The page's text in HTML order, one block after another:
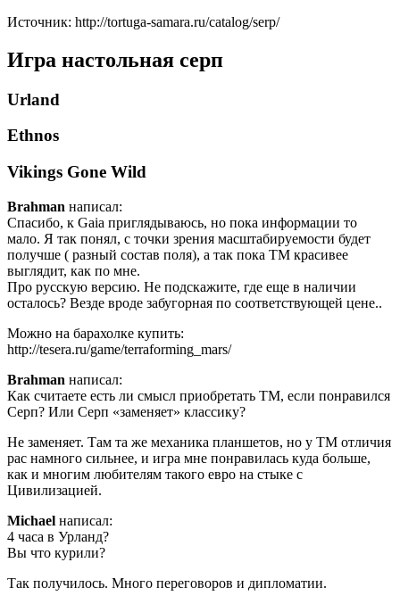
Источник: http://tortuga-samara.ru/catalog/serp/
Игра настольная серп
Urland
Ethnos
Vikings Gone Wild
Brahman написал:
Спасибо, к Gaia приглядываюсь, но пока информации то
мало. Я так понял, с точки зрения масштабируемости будет
получше ( разный состав поля), а так пока ТМ красивее
выглядит, как по мне.
Про русскую версию. Не подскажите, где еще в наличии
осталось? Везде вроде забугорная по соответствующей цене..
Можно на барахолке купить:
http://tesera.ru/game/terraforming_mars/
Brahman написал:
Как считаете есть ли смысл приобретать ТМ, если понравился
Серп? Или Серп «заменяет» классику?
Не заменяет. Там та же механика планшетов, но у ТМ отличия
рас намного сильнее, и игра мне понравилась куда больше,
как и многим любителям такого евро на стыке с
Цивилизацией.
Michael написал:
4 часа в Урланд?
Вы что курили?
Так получилось. Много переговоров и дипломатии.